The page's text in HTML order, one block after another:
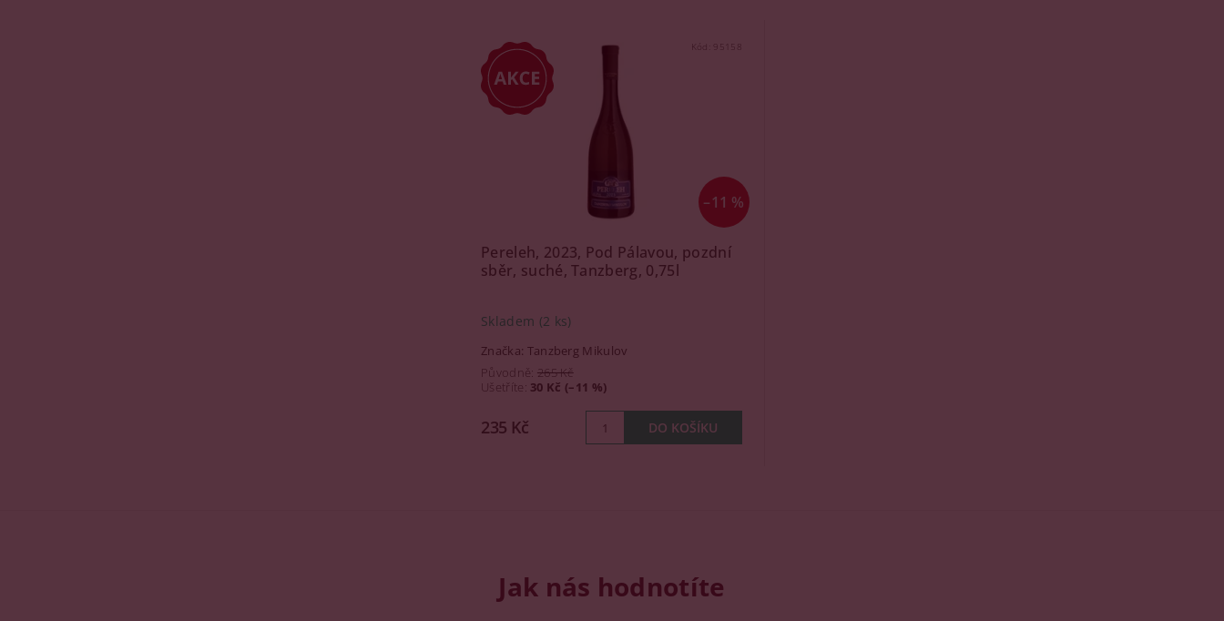
–11 %
Kód: 95158
Pereleh, 2023, Pod Pálavou, pozdní
sběr, suché, Tanzberg, 0,75l
Skladem (2 ks)
Značka: Tanzberg Mikulov
Původně: 265 Kč
Ušetříte: 30 Kč (–11 %)
235 Kč
Jak nás hodnotíte